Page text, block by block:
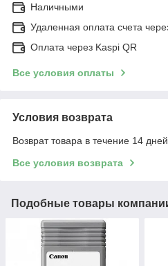
Наличными
Удаленная оплата счета
Оплата через Kaspi QR
Все условия оплаты
Условия возврата
Возврат товара в течение 14
Все условия возврата
Подобные товары